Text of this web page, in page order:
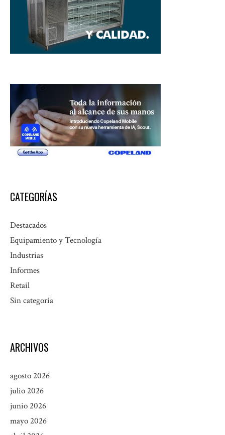
CATEGORÍAS
Destacados
Equipamiento y Tecnología
Industrias
Informes
Retail
Sin categoría
ARCHIVOS
agosto 2026
julio 2026
junio 2026
mayo 2026